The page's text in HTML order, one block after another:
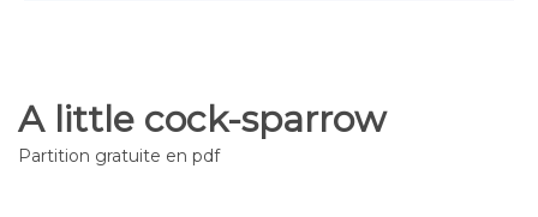
A little cock-sparrow
Partition gratuite en pdf